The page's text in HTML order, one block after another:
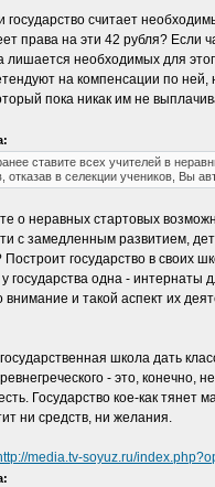
государство считает
права на эти 42 рубля? Если
лишается необходимых для
на компенсации по
пока никак им не
ставите всех учителей в
отказав в селекции учеников, Вы
о неравных стартовых
с замедленным развитием,
государство в своих
у государства одна -
и такой аспект их
школа дать
- это, конечно,
Государство кое-как
ни средств, ни желания.
media.tv-soyuz.ru/